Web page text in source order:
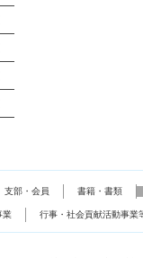
支部・会員 書籍・書類
業 行事・社会貢献活動事業